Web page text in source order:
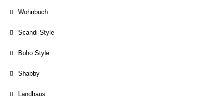
Wohnbuch
Scandi Style
Boho Style
Shabby
Landhaus